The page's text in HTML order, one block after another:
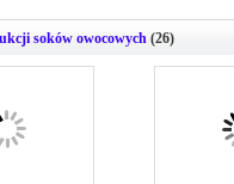
soków owocowych (26)